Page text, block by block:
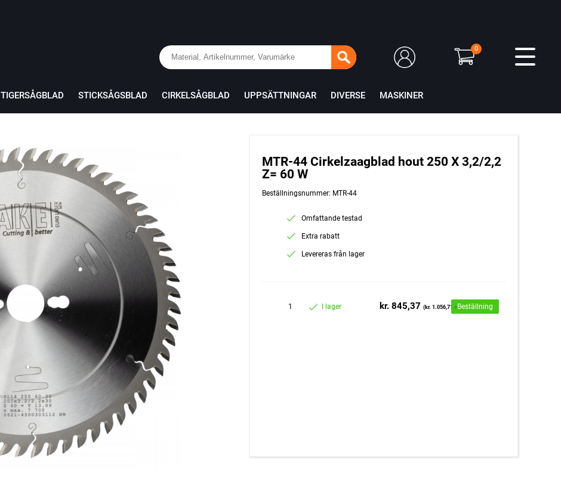
TIGERSÅGBLAD STICKSÅGSBLAD CIRKELSÅGBLAD UPPSÄTTNINGAR DIVERSE MASKINER
0
MTR-44 Cirkelzaagblad hout 250 X 3,2/2,2
Z= 60 W
Beställningsnummer: MTR-44
Omfattande testad
Extra rabatt
Levereras från lager
1 I lager kr. 845,37 (kr. 1.056,71 inc)Beställning